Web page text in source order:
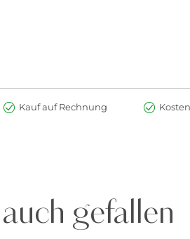
Kauf auf Rechnung
gefallen